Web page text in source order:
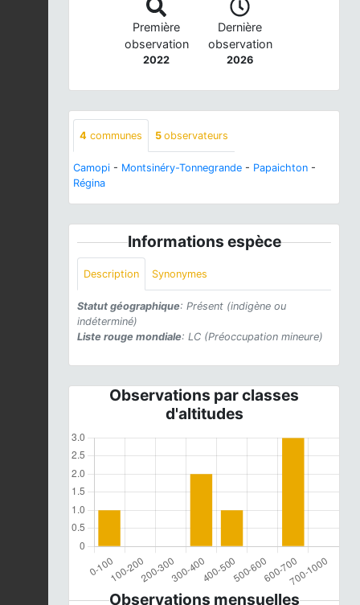
Première
observation
2022
Dernière
observation
2026
4 communes 5 observateurs
Camopi - Montsinéry-Tonnegrande - Papaichton -
Régina
Informations espèce
Description Synonymes
Statut géographique: Présent (indigène ou
indéterminé)
Liste rouge mondiale: LC (Préoccupation mineure)
Observations par classes
d'altitudes
Observations mensuelles